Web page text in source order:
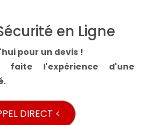
en Ligne
pour un devis !
faite l'expérience d'une
DIRECT <